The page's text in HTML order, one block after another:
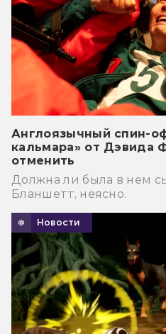
Англоязычный спин-
кальмара» от Дэвида
отменить
Должна ли была в нем
Бланшетт, неясно.
Новости